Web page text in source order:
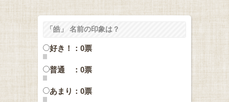
「皓」 名前の印象は？
好き！：0票
普通 ：0票
あまり：0票